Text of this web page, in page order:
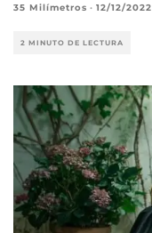
35 Milímetros · 12/12/2022
2 MINUTO DE LECTURA